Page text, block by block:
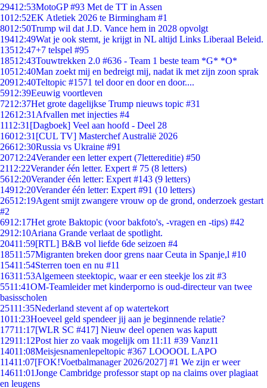
29412:53MotoGP #93 Met de TT in Assen
1012:52EK Atletiek 2026 te Birmingham #1
8012:50Trump wil dat J.D. Vance hem in 2028 opvolgt
19412:49Wat je ook stemt, je krijgt in NL altijd Links Liberaal Beleid.
13512:47+7 telspel #95
18512:43Touwtrekken 2.0 #636 - Team 1 beste team *G* *O*
10512:40Man zoekt mij en bedreigt mij, nadat ik met zijn zoon sprak
20912:40Teltopic #1571 tel door en door en door....
5912:39Eeuwig voortleven
7212:37Het grote dagelijkse Trump nieuws topic #31
12612:31 Afvallen met injecties #4
1112:31 [Dagboek] Veel aan hoofd - Deel 28
16012:31 [CUL TV] Masterchef Australië 2026
26612:30Russia vs Ukraine #91
20712:24Verander een letter expert (7lettereditie) #50
2112:22Verander één letter. Expert # 75 (8 letters)
5612:20Verander één letter: Expert #143 (9 letters)
14912:20Verander één letter: Expert #91 (10 letters)
26512:19Agent smijt zwangere vrouw op de grond, onderzoek gestart
#2
6912:17Het grote Baktopic (voor bakfoto's, -vragen en -tips) #42
2912:10Ariana Grande verlaat de spotlight.
20411:59[RTL] B&B vol liefde 6de seizoen #4
18511:57Migranten breken door grens naar Ceuta in Spanje,l #10
15411:54Sterren toen en nu #11
16311:53Algemeen steektopic, waar er een steekje los zit #3
5511:41OM-Teamleider met kinderporno is oud-directeur van twee
basisscholen
25111:35Nederland stevent af op watertekort
1011:23Hoeveel geld spendeer jij aan je beginnende relatie?
17711:17[WLR SC #417] Nieuw deel openen was kaputt
12911:12Post hier zo vaak mogelijk om 11:11 #39 Vanz11
14011:08Meisjesnamenlepeltopic #367 LOOOOL LAPO
11411:07[FOK!Voetbalmanager 2026/2027] #1 We zijn er weer
14611:01Jonge Cambridge professor stapt op na claims over plagiaat
en leugens